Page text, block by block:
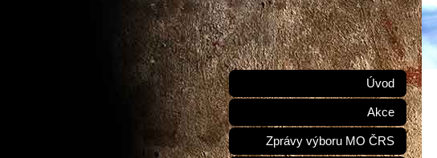
Úvod
Akce
Zprávy výboru MO ČRS